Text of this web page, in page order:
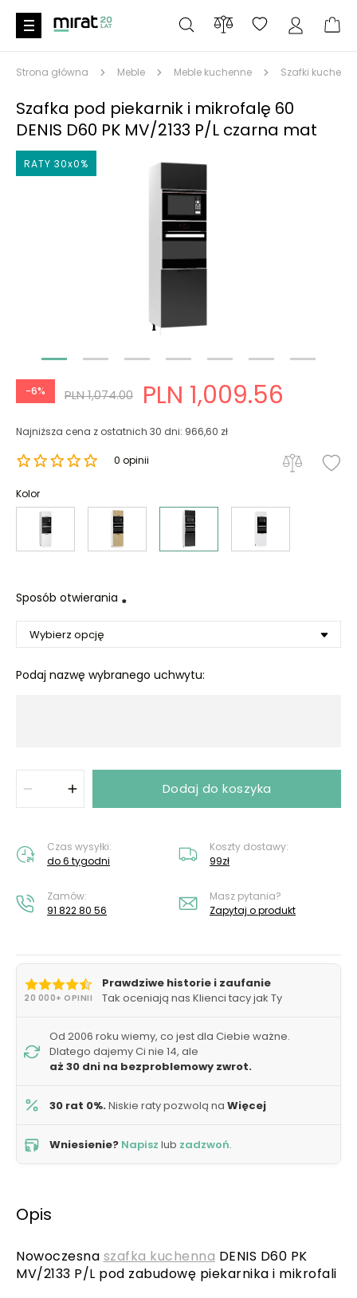
Strona główna Meble Meble kuchenne Szafki
Szafka pod piekarnik i mikrofalę 60
DENIS D60 PK MV/2133 P/L czarna mat
RATY 30x0%
-6% PLN 1,074.00 PLN 1,009.56
Najniższa cena z ostatnich 30 dni: 966,60 zł
0 opinii
Kolor
Sposób otwierania *
Podaj nazwę wybranego uchwytu:
Dodaj do koszyka
Czas wysyłki:
do 6 tygodni
Koszty dostawy:
99zł
Zamów:
91 822 80 56
Masz pytania?
Zapytaj o produkt
20 000+ OPINII
Prawdziwe historie i zaufanie
Tak oceniają nas Klienci tacy jak Ty
Od 2006 roku wiemy, co jest dla Ciebie ważne.
Dlatego dajemy Ci nie 14, ale
aż 30 dni na bezproblemowy zwrot.
30 rat 0%.Niskie raty pozwolą na Więcej
Wniesienie? Napisz lub zadzwoń.
Opis
Nowoczesna szafka kuchenna DENIS D60 PK
MV/2133 P/L pod zabudowę piekarnika i mikrofali